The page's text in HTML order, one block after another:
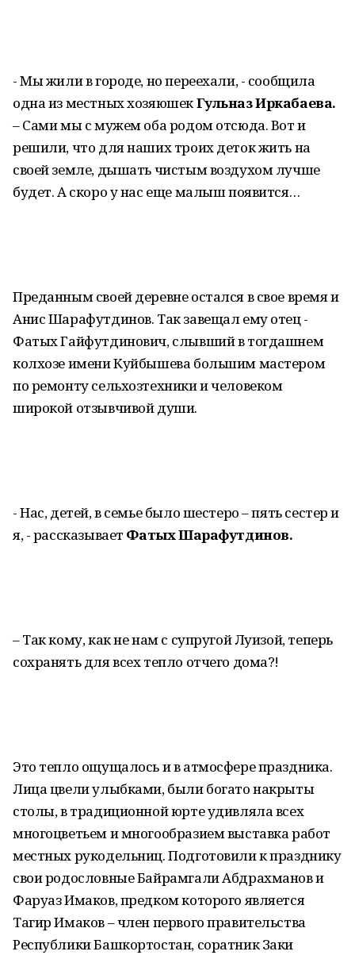
- Мы жили в городе, но переехали, - сообщила
одна из местных хозяюшекГульназ Иркабаева.
– Сами мы с мужем оба родом отсюда. Вот и
решили, что для наших троих деток жить на
своей земле, дышать чистым воздухом лучше
будет. А скоро у нас еще малыш появится…
Преданным своей деревне остался в свое время и
Анис Шарафутдинов. Так завещал ему отец -
Фатых Гайфутдинович, слывший в тогдашнем
колхозе имени Куйбышева большим мастером
по ремонту сельхозтехники и человеком
широкой отзывчивой души.
- Нас, детей, в семье было шестеро – пять сестер и
я, - рассказывает Фатых Шарафутдинов.
– Так кому, как не нам с супругой Луизой, теперь
сохранять для всех тепло отчего дома?!
Это тепло ощущалось и в атмосфере праздника.
Лица цвели улыбками, были богато накрыты
столы, в традиционной юрте удивляла всех
многоцветьем и многообразием выставка работ
местных рукодельниц. Подготовили к празднику
свои родословные Байрамгали Абдрахманов и
Фаруаз Имаков, предком которого является
Тагир Имаков – член первого правительства
Республики Башкортостан, соратник Заки